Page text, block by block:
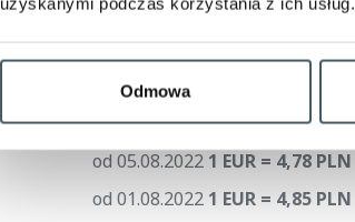
Odmowa
od 04.10.20221 EUR= 4,94 PLN
od 27.09.20221 EUR = 4,85 PLN
od 06.09.2022
od 26.08.20221 EUR = 4,84 PLN
od 05.08.2022 1 EUR = 4,78 PLN
od 01.08.2022 1 EUR = 4,85 PLN